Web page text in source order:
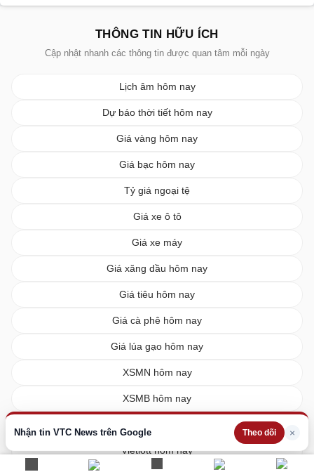
Nhận tin VTC News trên Google Theo dõi ×
THÔNG TIN HỮU ÍCH
Cập nhật nhanh các thông tin được quan tâm mỗi ngày
Lịch âm hôm nay
Dự báo thời tiết hôm nay
Giá vàng hôm nay
Giá bạc hôm nay
Tỷ giá ngoại tệ
Giá xe ô tô
Giá xe máy
Giá xăng dầu hôm nay
Giá tiêu hôm nay
Giá cà phê hôm nay
Giá lúa gạo hôm nay
XSMN hôm nay
XSMB hôm nay
Vietlott hôm nay